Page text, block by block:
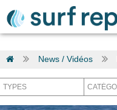
News / Vidéos